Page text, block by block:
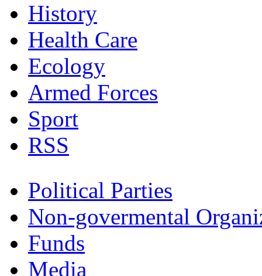
History
Health Care
Ecology
Armed Forces
Sport
RSS
Political Parties
Non-govermental
Funds
Мedia